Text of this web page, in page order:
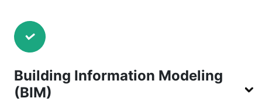
Building Information Modeling
(BIM)